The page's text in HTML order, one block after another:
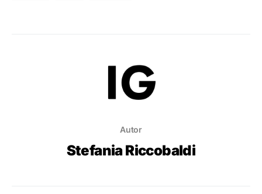
Autor
Stefania Riccobaldi